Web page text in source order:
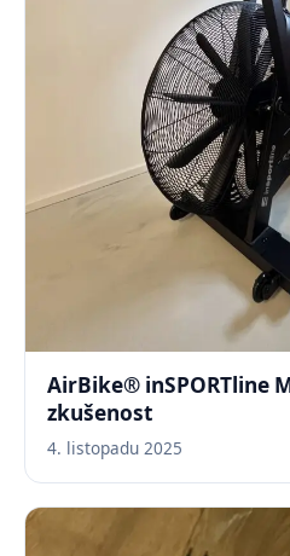
AirBike® inSPORTline
zkušenost
4. listopadu 2025